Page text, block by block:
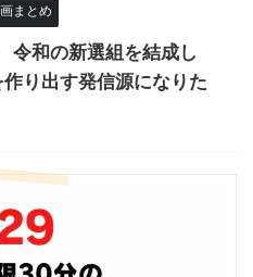
まとめ
令和の新選組を結成し
り出す発信源になりた